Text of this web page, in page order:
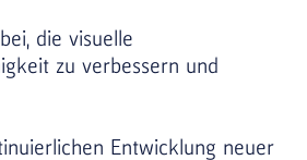
die visuelle
zu verbessern und
Entwicklung neuer